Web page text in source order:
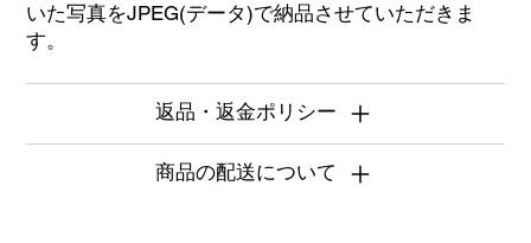
いた写真をJPEG(データ)で納品させていただきま
す。
返品・返金ポリシー
商品の配送について